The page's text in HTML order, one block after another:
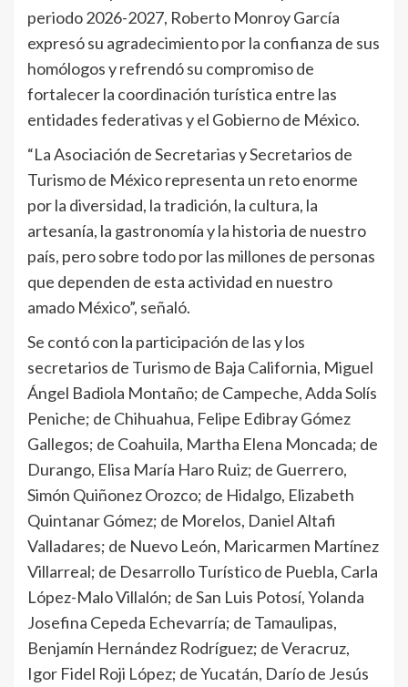
periodo 2026-2027, Roberto Monroy García
expresó su agradecimiento por la confianza de sus
homólogos y refrendó su compromiso de
fortalecer la coordinación turística entre las
entidades federativas y el Gobierno de México.
“La Asociación de Secretarias y Secretarios de
Turismo de México representa un reto enorme
por la diversidad, la tradición, la cultura, la
artesanía, la gastronomía y la historia de nuestro
país, pero sobre todo por las millones de personas
que dependen de esta actividad en nuestro
amado México”, señaló.
Se contó con la participación de las y los
secretarios de Turismo de Baja California, Miguel
Ángel Badiola Montaño; de Campeche, Adda Solís
Peniche; de Chihuahua, Felipe Edibray Gómez
Gallegos; de Coahuila, Martha Elena Moncada; de
Durango, Elisa María Haro Ruiz; de Guerrero,
Simón Quiñonez Orozco; de Hidalgo, Elizabeth
Quintanar Gómez; de Morelos, Daniel Altafi
Valladares; de Nuevo León, Maricarmen Martínez
Villarreal; de Desarrollo Turístico de Puebla, Carla
López-Malo Villalón; de San Luis Potosí, Yolanda
Josefina Cepeda Echevarría; de Tamaulipas,
Benjamín Hernández Rodríguez; de Veracruz,
Igor Fidel Roji López; de Yucatán, Darío de Jesús